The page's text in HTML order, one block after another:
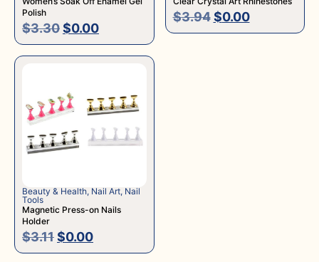
Polish
$3.30$0.00
$3.94 $0.00
Beauty & Health, Nail Art, Nail
Tools
Magnetic Press-on Nails
Holder
$3.11$0.00